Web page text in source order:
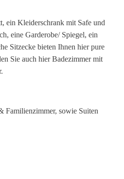
ein Kleiderschrank mit Safe und
eine Garderobe/ Spiegel, ein
Sitzecke bieten Ihnen hier pure
Sie auch hier Badezimmer mit
Familienzimmer, sowie Suiten